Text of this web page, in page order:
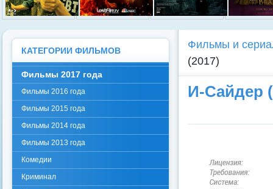
Фильмы и
(2017)
И-Сайдер
КАТЕГОРИИ ФИЛЬМОВ
Фильмы 2017 года
Фильмы 2016 года
Фильмы 2015 года
Фильмы 2014 года
Фильмы 2013 года
Комедии
Криминал